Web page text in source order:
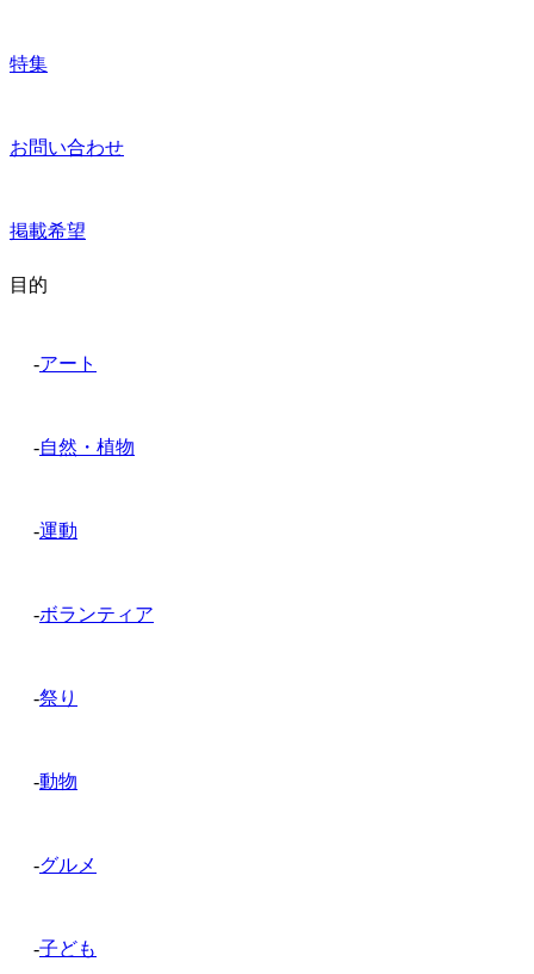
特集
お問い合わせ
掲載希望
目的
-アート
-自然・植物
-運動
-ボランティア
-祭り
-動物
-グルメ
-子ども